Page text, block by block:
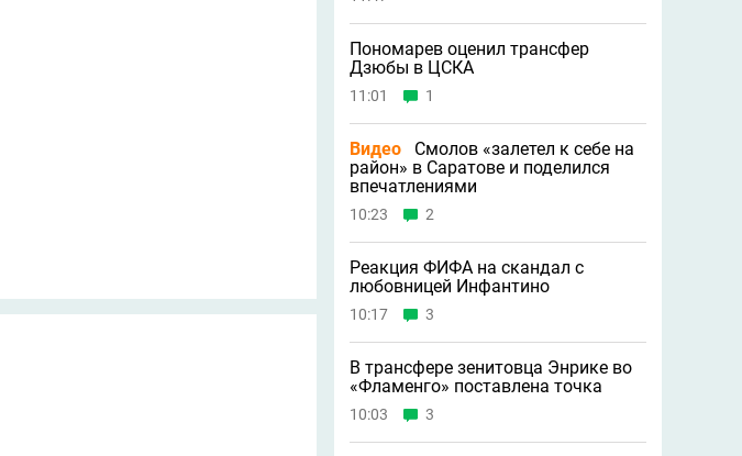
Пономарев оценил трансфер
Дзюбы в ЦСКА
11:01 1
Видео
Смолов «залетел к себе на
район» в Саратове и поделился
впечатлениями
10:23 2
Реакция ФИФА на скандал с
любовницей Инфантино
10:17 3
В трансфере зенитовца Энрике во
«Фламенго» поставлена точка
10:03 3